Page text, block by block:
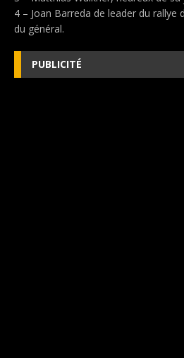
4 – Joan Barreda de leader du rallye
du général.
PUBLICITÉ